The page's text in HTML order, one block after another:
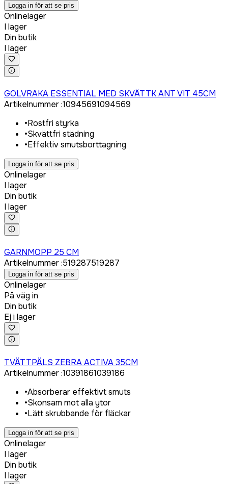
Logga in för att se pris
Onlinelager
I lager
Din butik
I lager
GOLVRAKA ESSENTIAL MED SKVÄTTK ANT VIT 45CM
Artikelnummer:10945691094569
•Rostfri styrka
•Skvättfri städning
•Effektiv smutsborttagning
Logga in för att se pris
Onlinelager
I lager
Din butik
I lager
GARNMOPP 25 CM
Artikelnummer:519287519287
Logga in för att se pris
Onlinelager
På väg in
Din butik
Ej i lager
TVÄTTPÄLS ZEBRA ACTIVA 35CM
Artikelnummer:10391861039186
•Absorberar effektivt smuts
•Skonsam mot alla ytor
•Lätt skrubbande för fläckar
Logga in för att se pris
Onlinelager
I lager
Din butik
I lager